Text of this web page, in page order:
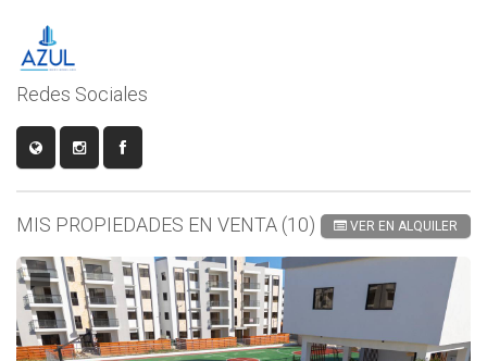
Redes Sociales
MIS PROPIEDADES EN VENTA (10) VER EN ALQUILER